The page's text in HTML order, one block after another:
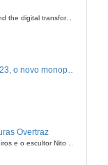
European univesrities and the digital transformation: challenges and opportunities ahead
Overtraz